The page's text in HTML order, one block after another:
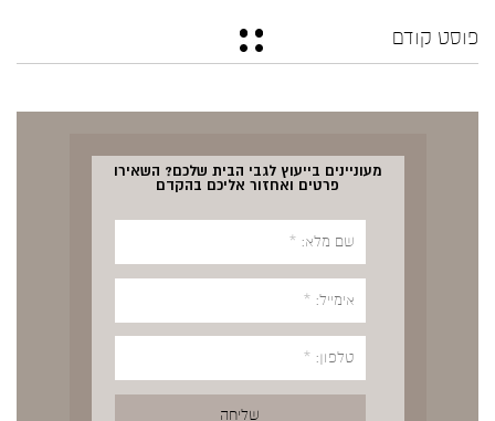
פוסט קודם
מעוניינים בייעוץ לגבי הבית שלכם? השאירו
פרטים ואחזור אליכם בהקדם